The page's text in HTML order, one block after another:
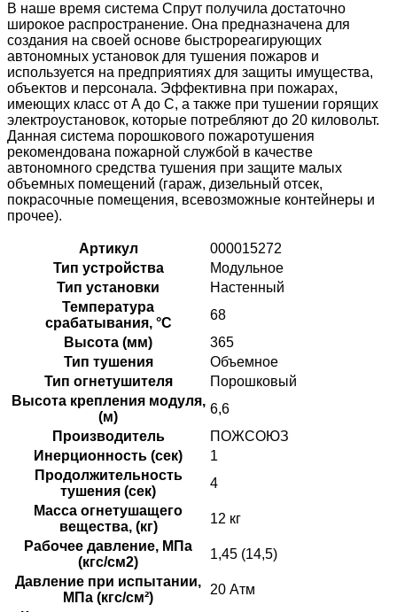
В наше время система Спрут получила достаточно
широкое распространение. Она предназначена для
создания на своей основе быстрореагирующих
автономных установок для тушения пожаров и
используется на предприятиях для защиты имущества,
объектов и персонала. Эффективна при пожарах,
имеющих класс от А до С, а также при тушении горящих
электроустановок, которые потребляют до 20 киловольт.
Данная система порошкового пожаротушения
рекомендована пожарной службой в качестве
автономного средства тушения при защите малых
объемных помещений (гараж, дизельный отсек,
покрасочные помещения, всевозможные контейнеры и
прочее).
Артикул
000015272
Тип устройства
Модульное
Тип установки
Настенный
Температура
срабатывания, °C
68
Высота (мм)
365
Тип тушения
Объемное
Тип огнетушителя
Порошковый
Высота крепления модуля,
(м)
6,6
Производитель
ПОЖСОЮЗ
Инерционность (сек)
1
Продолжительность
тушения (сек)
4
Масса огнетушащего
вещества, (кг)
12 кг
Рабочее давление, МПа
(кгс/см2)
1,45 (14,5)
Давление при испытании,
МПа (кгс/см²)
20 Атм